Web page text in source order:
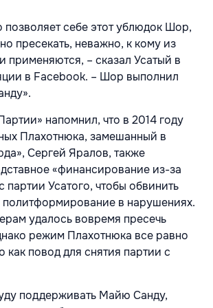
позволяет себе этот ублюдок Шор,
пресекать, неважно, к кому из
применяются, – сказал Усатый в
в Facebook. – Шор выполнил
напомнил, что в 2014 году
Плахотнюка, замешанный в
Сергей Яралов, также
«финансирование из-за
партии Усатого, чтобы обвинить
в нарушениях.
удалось вовремя пресечь
режим Плахотнюка все равно
как повод для снятия партии с
поддерживать Майю Санду,